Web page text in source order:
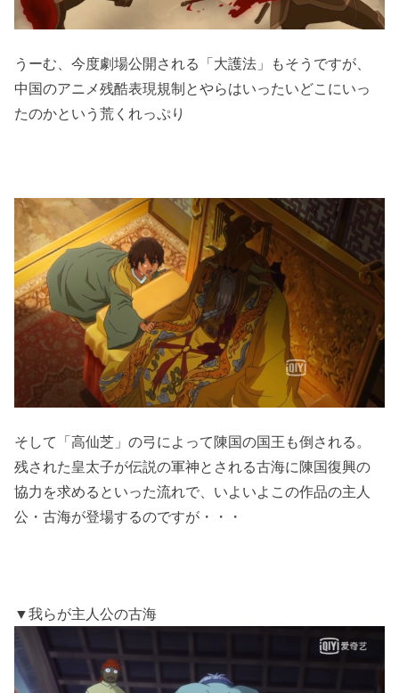
うーむ、今度劇場公開される「大護法」もそうですが、
中国のアニメ残酷表現規制とやらはいったいどこにいっ
たのかという荒くれっぷり
そして「高仙芝」の弓によって陳国の国王も倒される。
残された皇太子が伝説の軍神とされる古海に陳国復興の
協力を求めるといった流れで、いよいよこの作品の主人
公・古海が登場するのですが・・・
▼我らが主人公の古海